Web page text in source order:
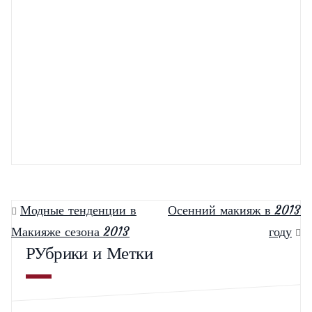
Модные тенденции в
Макияже сезона 2013
Осенний макияж в 2013
году
РУбрики и Метки